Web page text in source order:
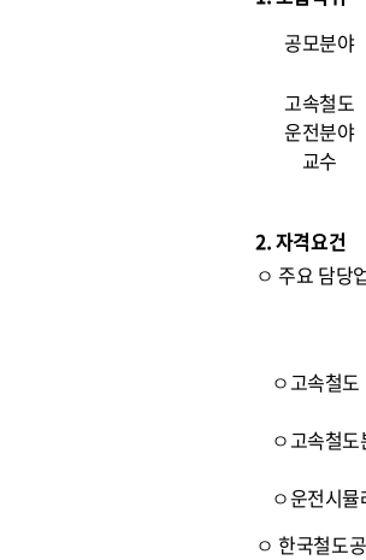
공모분야
고속철도
운전분야
교수
2. 자격요건
ㅇ 주요 담당
ㅇ고속철
ㅇ고속철
ㅇ운전시
ㅇ 한국철도